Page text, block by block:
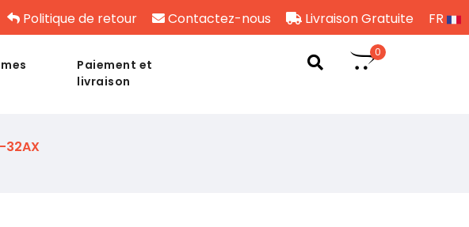
Politique de retour Contactez-nous Livraison Gratuite FR
Paiement et
livraison
0
32AX